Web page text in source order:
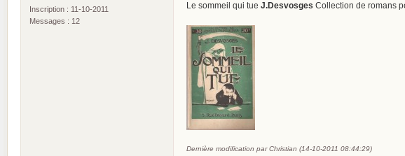
Inscription : 11-10-2011
Messages : 12
Le sommeil qui tue J.Desvosges Collection de romans
Dernière modification par Christian (14-10-2011 08:44:29)